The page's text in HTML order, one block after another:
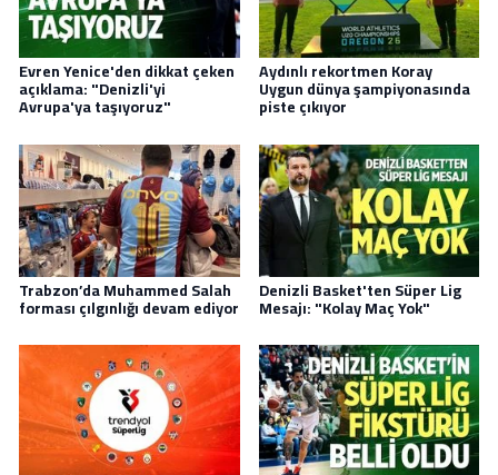
Evren Yenice'den dikkat çeken
açıklama: "Denizli'yi
Avrupa'ya taşıyoruz"
Aydınlı rekortmen Koray
Uygun dünya şampiyonasında
piste çıkıyor
Trabzon’da Muhammed Salah
forması çılgınlığı devam ediyor
Denizli Basket'ten Süper Lig
Mesajı: "Kolay Maç Yok"